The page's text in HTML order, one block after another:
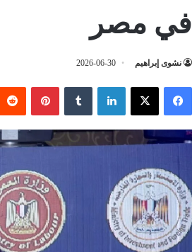
في مصر
نشوى إبراهيم 2026-06-30
فيسبوك ‫X لينكدإن بينتيريست